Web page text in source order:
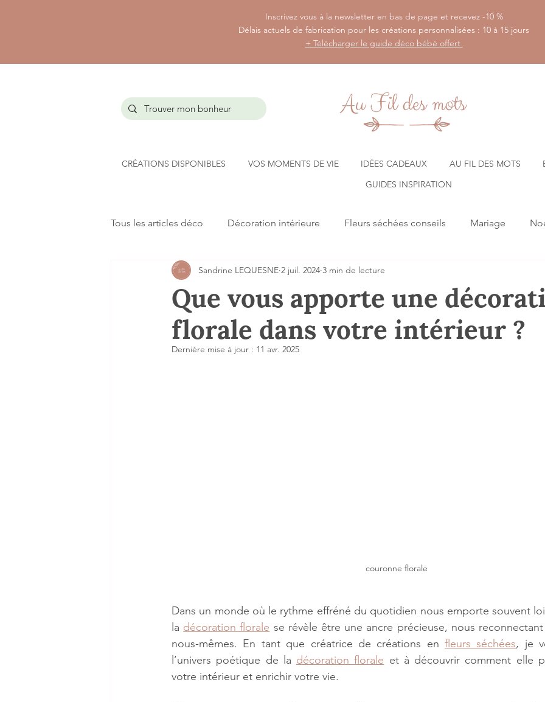
Inscrivez vous à la newsletter en bas de page et recevez -10 %
Délais actuels de fabrication pour les créations personnalisées : 10 à 15 jours
+ Télécharger le guide déco bébé offert
CRÉATIONS DISPONIBLES VOS MOMENTS DE VIE IDÉES CADEAUX AU FIL DES MOTS
GUIDES INSPIRATION
Tous les articles déco Décoration intérieure Fleurs séchées conseils Mariage
Naissance et Baptême
Que vous apporte une
florale dans votre intérieur ?
Sandrine LEQUESNE 2 juil. 2024 3 min de lecture
Dernière mise à jour : 11 avr. 2025
couronne florale
Dans un monde où le rythme effréné du quotidien nous emporte souvent
la décoration florale se révèle être une ancre précieuse, nous
nous-mêmes. En tant que créatrice de créations en fleurs séchées, je
l’univers poétique de la décoration florale et à découvrir comment elle
votre intérieur et enrichir votre vie.